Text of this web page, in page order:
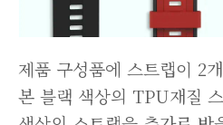
제품 구성품에 스트랩이 2
본 블랙 색상의 TPU재질